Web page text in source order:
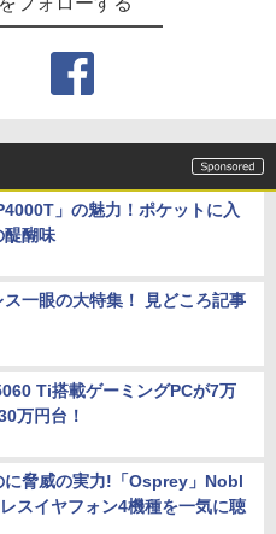
」の魅力！ポケットに入
醍醐味
ス一眼の大特集！ 見どころ記事
Ti搭載ゲーミングPCが7万
万円台！
に脅威の実力!「Osprey」Nobl
スイヤフォン4機種を一気に聴